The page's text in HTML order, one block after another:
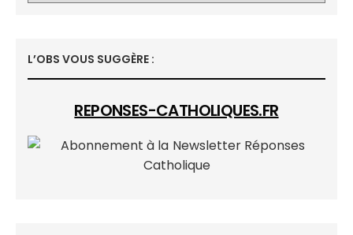
L’OBS VOUS SUGGÈRE :
REPONSES-CATHOLIQUES.FR